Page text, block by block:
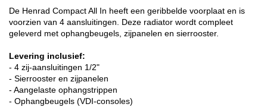
De Henrad Compact All In heeft een geribbelde voorplaat en is
voorzien van 4 aansluitingen. Deze radiator wordt compleet
geleverd met ophangbeugels, zijpanelen en sierrooster.
Levering inclusief:
- 4 zij-aansluitingen 1/2"
- Sierrooster en zijpanelen
- Aangelaste ophangstrippen
- Ophangbeugels (VDI-consoles)